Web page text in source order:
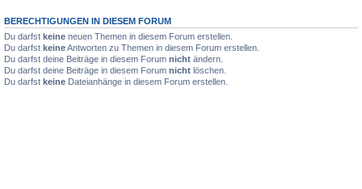
BERECHTIGUNGEN IN DIESEM FORUM
Du darfst keine neuen Themen in diesem Forum erstellen.
Du darfst keineAntworten zu Themen in diesem Forum erstellen.
Du darfst deine Beiträge in diesem Forum nicht ändern.
Du darfst deine Beiträge in diesem Forum nicht löschen.
Du darfst keine Dateianhänge in diesem Forum erstellen.